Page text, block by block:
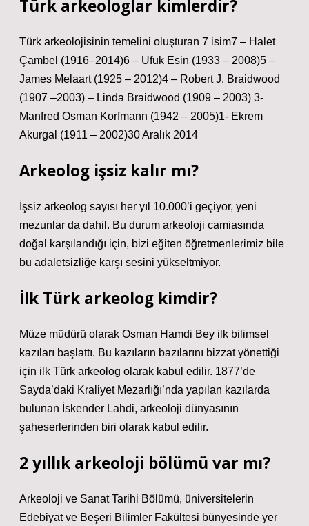
Türk arkeologlar kimlerdir?
Türk arkeolojisinin temelini oluşturan 7 isim7 – Halet
Çambel (1916–2014)6 – Ufuk Esin (1933 – 2008)5 –
James Melaart (1925 – 2012)4 – Robert J. Braidwood
(1907 –2003) – Linda Braidwood (1909 – 2003) 3-
Manfred Osman Korfmann (1942 – 2005)1- Ekrem
Akurgal (1911 – 2002)30 Aralık 2014
Arkeolog işsiz kalır mı?
İşsiz arkeolog sayısı her yıl 10.000’i geçiyor, yeni
mezunlar da dahil. Bu durum arkeoloji camiasında
doğal karşılandığı için, bizi eğiten öğretmenlerimiz bile
bu adaletsizliğe karşı sesini yükseltmiyor.
İlk Türk arkeolog kimdir?
Müze müdürü olarak Osman Hamdi Bey ilk bilimsel
kazıları başlattı. Bu kazıların bazılarını bizzat yönettiği
için ilk Türk arkeolog olarak kabul edilir. 1877’de
Sayda’daki Kraliyet Mezarlığı’nda yapılan kazılarda
bulunan İskender Lahdi, arkeoloji dünyasının
şaheserlerinden biri olarak kabul edilir.
2 yıllık arkeoloji bölümü var mı?
Arkeoloji ve Sanat Tarihi Bölümü, üniversitelerin
Edebiyat ve Beşeri Bilimler Fakültesi bünyesinde yer